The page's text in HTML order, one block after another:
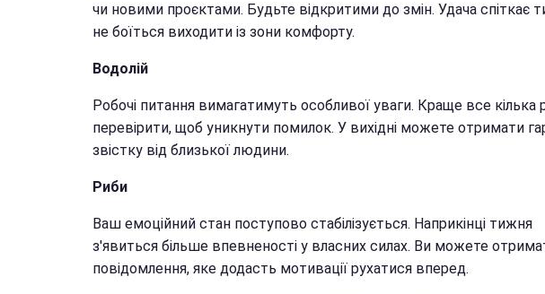
чи новими проєктами. Будьте відкритими до змін. Удача спіткає
не боїться виходити із зони комфорту.
Водолій
Робочі питання вимагатимуть особливої уваги. Краще все кілька
перевірити, щоб уникнути помилок. У вихідні можете отримати
звістку від близької людини.
Риби
Ваш емоційний стан поступово стабілізується. Наприкінці тижня
з'явиться більше впевненості у власних силах. Ви можете
повідомлення, яке додасть мотивації рухатися вперед.